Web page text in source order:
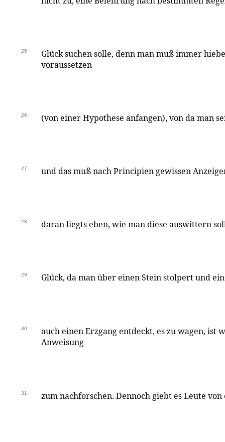
25
Glück suchen solle, denn man muß immer
voraussetzen
26 (von einer Hypothese anfangen), von da man
27 und das muß nach Principien gewissen
28 daran liegts eben, wie man diese auswittern
29 Glück, da man über einen Stein stolpert und
30
auch einen Erzgang entdeckt, es zu wagen, ist
Anweisung
31 zum nachforschen. Dennoch giebt es Leute